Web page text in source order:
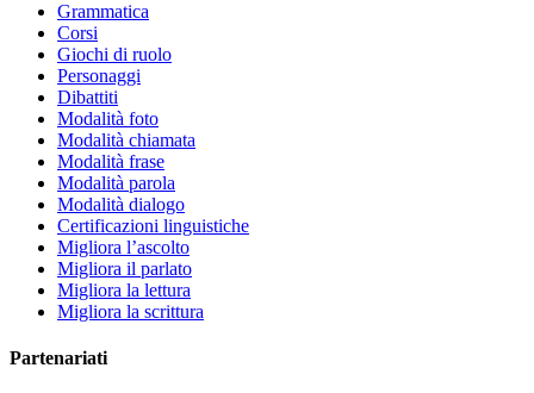
Grammatica
Corsi
Giochi di ruolo
Personaggi
Dibattiti
Modalità foto
Modalità chiamata
Modalità frase
Modalità parola
Modalità dialogo
Certificazioni linguistiche
Migliora l’ascolto
Migliora il parlato
Migliora la lettura
Migliora la scrittura
Partenariati